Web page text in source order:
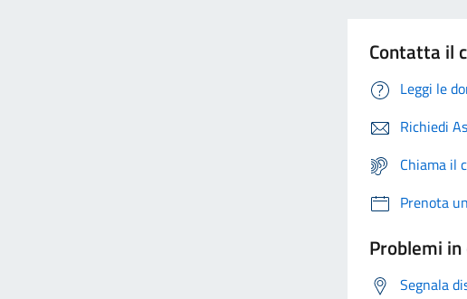
Contatta il
Leggi le
Richiedi
Chiama il
Prenota
Problemi
Segnala